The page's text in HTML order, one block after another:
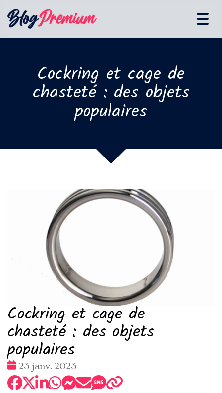
Cockring et cage de
chasteté : des objets
populaires
Cockring et cage de
chasteté : des objets
populaires
Date
:
23 janv. 2023